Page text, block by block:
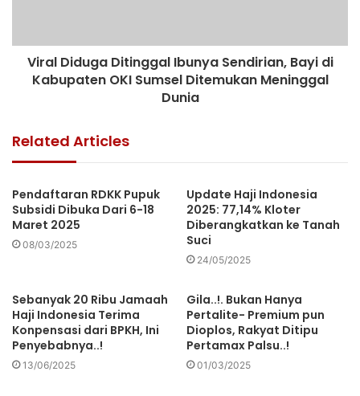
Viral Diduga Ditinggal Ibunya Sendirian, Bayi di
Kabupaten OKI Sumsel Ditemukan Meninggal
Dunia
Related Articles
Pendaftaran RDKK Pupuk
Subsidi Dibuka Dari 6-18
Maret 2025
08/03/2025
Update Haji Indonesia
2025: 77,14% Kloter
Diberangkatkan ke Tanah
Suci
24/05/2025
Sebanyak 20 Ribu Jamaah
Haji Indonesia Terima
Konpensasi dari BPKH, Ini
Penyebabnya..!
13/06/2025
Gila..!. Bukan Hanya
Pertalite- Premium pun
Dioplos, Rakyat Ditipu
Pertamax Palsu..!
01/03/2025